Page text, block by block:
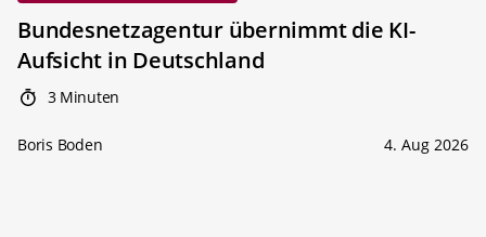
Bundesnetzagentur übernimmt die KI-
Aufsicht in Deutschland
3 Minuten
Boris Boden 4. Aug 2026